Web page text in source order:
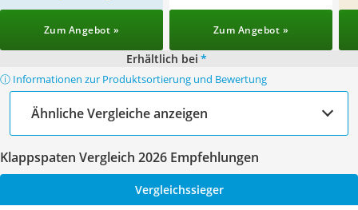
Zum Angebot » Zum Angebot »
Erhältlich bei *
ⓘ Informationen zur Produktsortierung und Bewertung
Ähnliche Vergleiche anzeigen
Klappspaten Vergleich 2026 Empfehlungen
Vergleichssieger